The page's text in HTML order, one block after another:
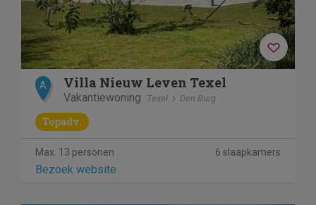
A Villa Nieuw Leven Texel
Vakantiewoning Texel Den Burg
Topadv.
Max. 13 personen 6 slaapkamers
Bezoek website